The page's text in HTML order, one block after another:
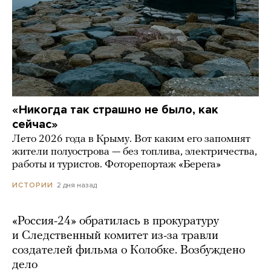
«Никогда так страшно не было, как
сейчас»
Лето 2026 года в Крыму. Вот каким его запомнят
жители полуострова — без топлива, электричества,
работы и туристов. Фоторепортаж «Берега»
ИСТОРИИ 2 дня назад
«Россия-24» обратилась в прокуратуру
и Следственный комитет из-за травли
создателей фильма о Колобке. Возбуждено
дело